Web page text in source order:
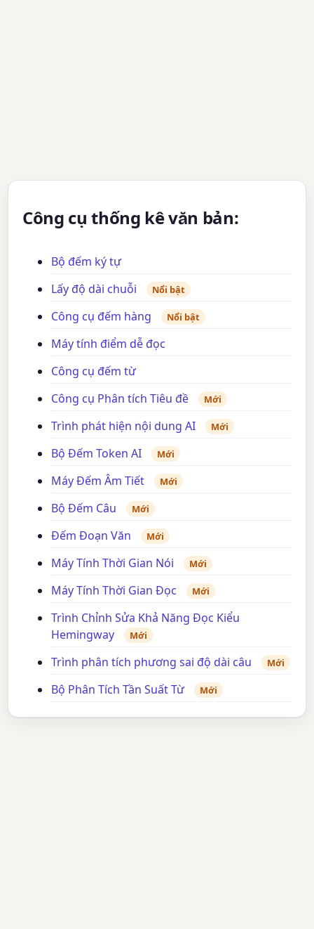
Công cụ thống kê văn bản:
Bộ đếm ký tự
Lấy độ dài chuỗi
Nổi bật
Công cụ đếm hàng Nổi bật
Máy tính điểm dễ đọc
Công cụ đếm từ
Công cụ Phân tích Tiêu đề
Mới
Trình phát hiện nội dung AI Mới
Bộ Đếm Token AI Mới
Máy Đếm Âm Tiết Mới
Bộ Đếm Câu Mới
Đếm Đoạn Văn Mới
Máy Tính Thời Gian Nói Mới
Máy Tính Thời Gian Đọc Mới
Trình Chỉnh Sửa Khả Năng Đọc Kiểu
Hemingway
Mới
Trình phân tích phương sai độ dài câu Mới
Bộ Phân Tích Tần Suất Từ Mới